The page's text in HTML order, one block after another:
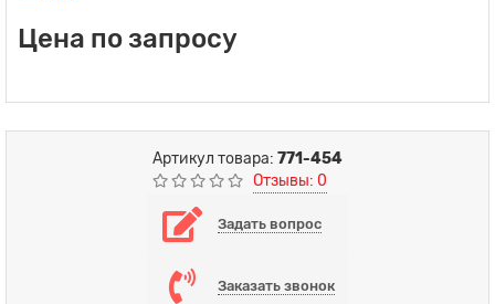
Цена по запросу
Артикул товара: 771-454
Отзывы: 0
Задать вопрос
Заказать звонок